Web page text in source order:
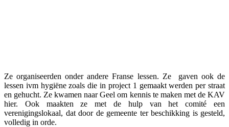
Ze organiseerden onder andere Franse lessen. Ze gaven ook de
lessen ivm hygiëne zoals die in project 1 gemaakt werden per straat
en gehucht. Ze kwamen naar Geel om kennis te maken met de KAV
hier. Ook maakten ze met de hulp van het comité een
verenigingslokaal, dat door de gemeente ter beschikking is gesteld,
volledig in orde.